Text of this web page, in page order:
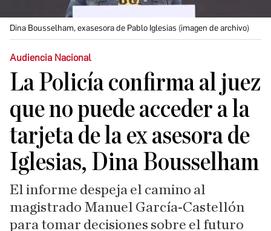
Dina Bousselham, exasesora de Pablo Iglesias (imagen de archivo)
Audiencia Nacional
La Policía confirma al juez
que no puede acceder a la
tarjeta de la ex asesora de
Iglesias, Dina Bousselham
El informe despeja el camino al
magistrado Manuel García-Castellón
para tomar decisiones sobre el futuro